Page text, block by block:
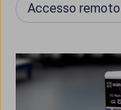
Accesso remoto